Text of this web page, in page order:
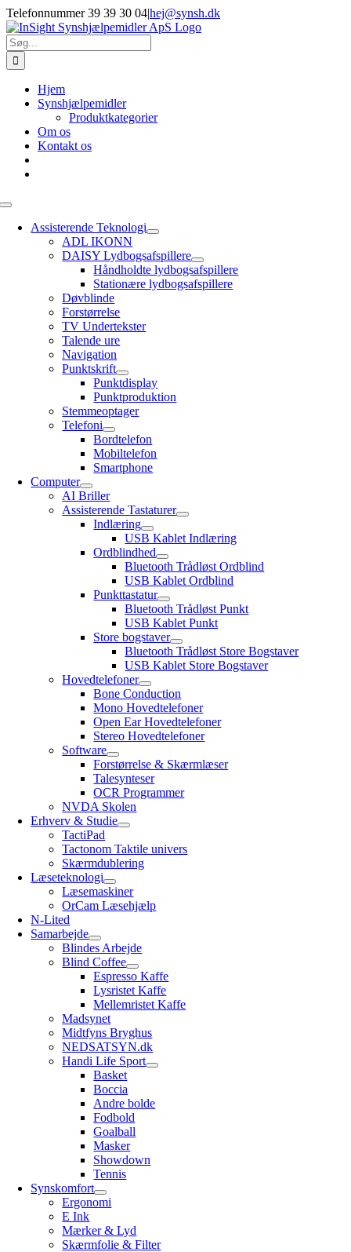
Skip
to
content
Telefonnummer 39 39 30 04|hej@synsh.dk
Søg
efter:
Hjem
Synshjælpemidler
Produktkategorier
Om os
Kontakt os
Toggle
NavigationAssisterende Teknologi
ADL IKONN
DAISY Lydbogsafspillere
Håndholdte lydbogsafspillere
Stationære lydbogsafspillere
Døvblinde
Forstørrelse
TV Undertekster
Talende ure
Navigation
Punktskrift
Punktdisplay
Punktproduktion
Stemmeoptager
Telefoni
Bordtelefon
Mobiltelefon
Smartphone
Computer
AI Briller
Assisterende Tastaturer
Indlæring
USB Kablet Indlæring
Ordblindhed
Bluetooth Trådløst Ordblind
USB Kablet Ordblind
Punkttastatur
Bluetooth Trådløst Punkt
USB Kablet Punkt
Store bogstaver
Bluetooth Trådløst Store Bogstaver
USB Kablet Store Bogstaver
Hovedtelefoner
Bone Conduction
Mono Hovedtelefoner
Open Ear Hovedtelefoner
Stereo Hovedtelefoner
Software
Forstørrelse & Skærmlæser
Talesynteser
OCR Programmer
NVDA Skolen
Erhverv & Studie
TactiPad
Tactonom Taktile univers
Skærmdublering
Læseteknologi
Læsemaskiner
OrCam Læsehjælp
N-Lited
Samarbejde
Blindes Arbejde
Blind Coffee
Espresso Kaffe
Lysristet Kaffe
Mellemristet Kaffe
Madsynet
Midtfyns Bryghus
NEDSATSYN.dk
Handi Life Sport
Basket
Boccia
Andre bolde
Fodbold
Goalball
Masker
Showdown
Tennis
Synskomfort
Ergonomi
E Ink
Mærker & Lyd
Skærmfolie & Filter